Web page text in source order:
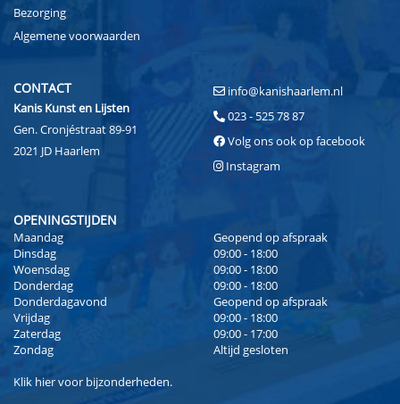
Bezorging
Algemene voorwaarden
CONTACT
Kanis Kunst en Lijsten
Gen. Cronjéstraat 89-91
2021 JD Haarlem
info@kanishaarlem.nl
023 - 525 78 87
Volg ons ook op facebook
Instagram
OPENINGSTIJDEN
Maandag
Geopend op afspraak
Dinsdag
09:00 - 18:00
Woensdag
09:00 - 18:00
Donderdag
09:00 - 18:00
Donderdagavond
Geopend op afspraak
Vrijdag
09:00 - 18:00
Zaterdag
09:00 - 17:00
Zondag
Altijd gesloten
Klik hiervoor bijzonderheden.